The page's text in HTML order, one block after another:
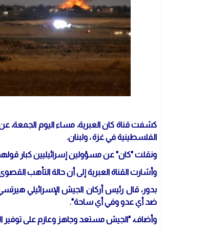
كشفت قناة كان العبرية، مساء اليوم الجمعة،
الفلسطينية في غزة ، ولبنان.
ونقلت "كان" عن مسؤولين إسرائيليين كبار
وأشارت القناة العبرية إلى أن حالة التأهب
بدور، قال رئيس أركان الجيش الإسرائيلي
ضد أي عدو وفي أي ساحة".
وأضاف، "الجيش مستعد وجاهز وعازم على توفير